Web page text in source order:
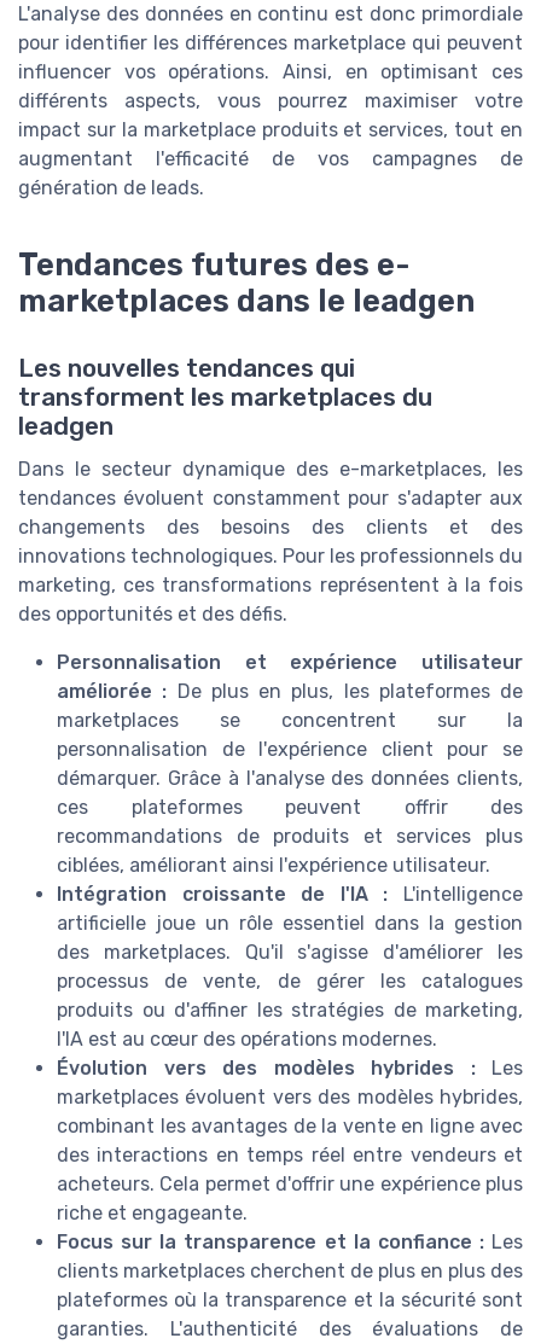
L'analyse des données en continu est donc primordiale
pour identifier les différences marketplace qui peuvent
influencer vos opérations. Ainsi, en optimisant ces
différents aspects, vous pourrez maximiser votre
impact sur la marketplace produits et services, tout en
augmentant l'efficacité de vos campagnes de
génération de leads.
Tendances futures des e-
marketplaces dans le leadgen
Les nouvelles tendances qui
transforment les marketplaces du
leadgen
Dans le secteur dynamique des e-marketplaces, les
tendances évoluent constamment pour s'adapter aux
changements des besoins des clients et des
innovations technologiques. Pour les professionnels du
marketing, ces transformations représentent à la fois
des opportunités et des défis.
Personnalisation et expérience utilisateur
améliorée : De plus en plus, les plateformes de
marketplaces se concentrent sur la
personnalisation de l'expérience client pour se
démarquer. Grâce à l'analyse des données clients,
ces plateformes peuvent offrir des
recommandations de produits et services plus
ciblées, améliorant ainsi l'expérience utilisateur.
Intégration croissante de l'IA : L'intelligence
artificielle joue un rôle essentiel dans la gestion
des marketplaces. Qu'il s'agisse d'améliorer les
processus de vente, de gérer les catalogues
produits ou d'affiner les stratégies de marketing,
l'IA est au cœur des opérations modernes.
Évolution vers des modèles hybrides :Les
marketplaces évoluent vers des modèles hybrides,
combinant les avantages de la vente en ligne avec
des interactions en temps réel entre vendeurs et
acheteurs. Cela permet d'offrir une expérience plus
riche et engageante.
Focus sur la transparence et la confiance :Les
clients marketplaces cherchent de plus en plus des
plateformes où la transparence et la sécurité sont
garanties. L'authenticité des évaluations de